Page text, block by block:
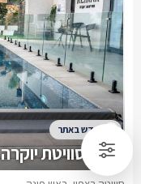
כינר סוויטת יוקרה